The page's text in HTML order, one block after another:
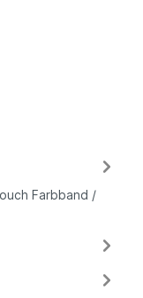
Farbband /